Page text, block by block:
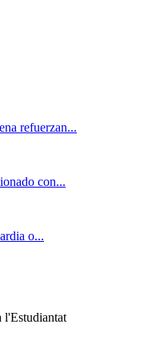
refuerzan...
con...
o...
l'Estudiantat